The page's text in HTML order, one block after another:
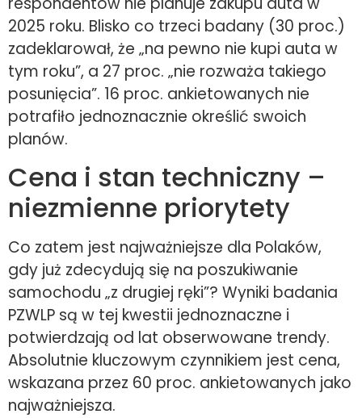
2025 roku. Blisko co trzeci badany (30 proc.)
zadeklarował, że „na pewno nie kupi auta w
tym roku”, a 27 proc. „nie rozważa takiego
posunięcia”. 16 proc. ankietowanych nie
potrafiło jednoznacznie określić swoich
planów.
Cena i stan techniczny –
niezmienne priorytety
Co zatem jest najważniejsze dla Polaków,
gdy już zdecydują się na poszukiwanie
samochodu „z drugiej ręki”? Wyniki badania
PZWLP są w tej kwestii jednoznaczne i
potwierdzają od lat obserwowane trendy.
Absolutnie kluczowym czynnikiem jest cena,
wskazana przez 60 proc. ankietowanych jako
najważniejsza.